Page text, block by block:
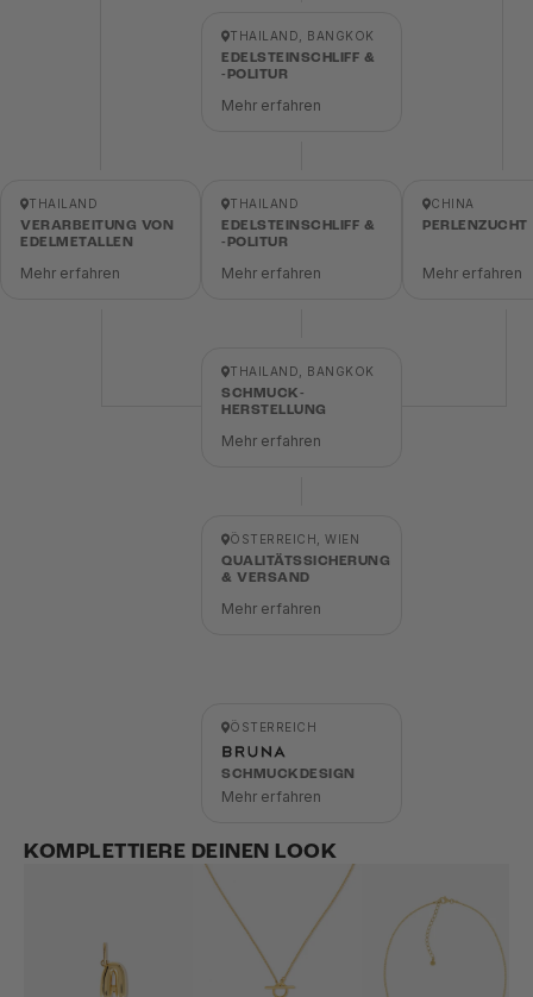
THAILAND
VERARBEITUNG VON
EDELMETALLEN
Mehr erfahren
THAILAND, BANGKOK
EDELSTEINSCHLIFF &
-POLITUR
Mehr erfahren
THAILAND
EDELSTEINSCHLIFF &
-POLITUR
Mehr erfahren
THAILAND, BANGKOK
SCHMUCK-
HERSTELLUNG
Mehr erfahren
ÖSTERREICH, WIEN
QUALITÄTSSICHERUNG
& VERSAND
Mehr erfahren
ÖSTERREICH
SCHMUCKDESIGN
Mehr erfahren
CHINA
PERLENZUCHT
Mehr erfahren
KOMPLETTIERE DEINEN LOOK